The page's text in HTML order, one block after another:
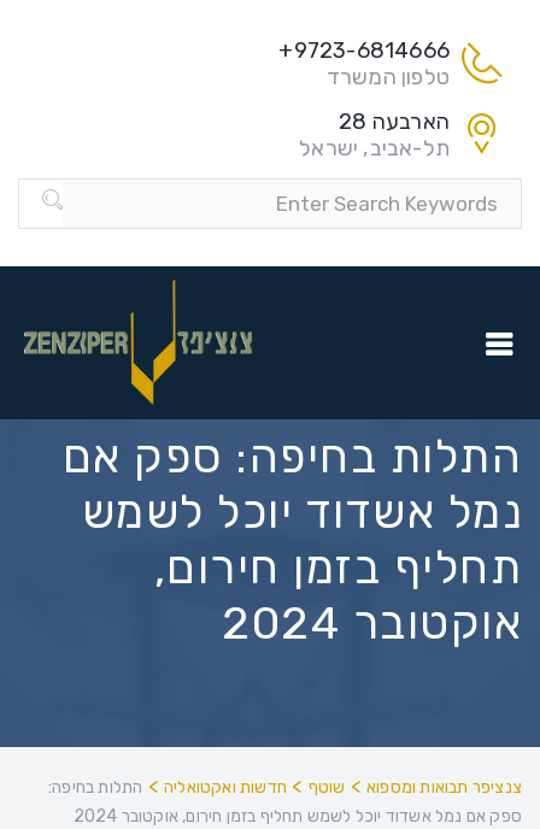
9723-6814666+
טלפון המשרד
הארבעה 28
תל-אביב, ישראל
התלות בחיפה: ספק אם
נמל אשדוד יוכל לשמש
תחליף בזמן חירום,
אוקטובר 2024
צנציפר תבואות ומספוא > שוטף > חדשות ואקטואליה > התלות בחיפה:
ספק אם נמל אשדוד יוכל לשמש תחליף בזמן חירום, אוקטובר 2024